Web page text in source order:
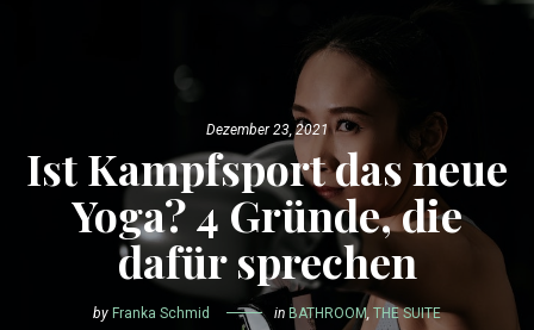
Dezember 23, 2021
Ist Kampfsport das neue
Yoga? 4 Gründe, die
dafür sprechen
by Franka Schmid in BATHROOM, THE SUITE